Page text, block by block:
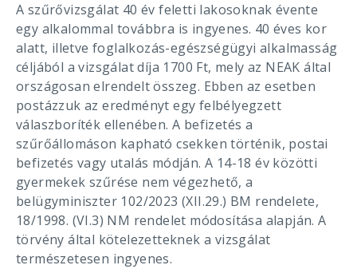
A szűrővizsgálat 40 év feletti lakosoknak évente
egy alkalommal továbbra is ingyenes. 40 éves kor
alatt, illetve foglalkozás-egészségügyi alkalmasság
céljából a vizsgálat díja 1700 Ft, mely az NEAK által
országosan elrendelt összeg. Ebben az esetben
postázzuk az eredményt egy felbélyegzett
válaszboríték ellenében. A befizetés a
szűrőállomáson kapható csekken történik, postai
befizetés vagy utalás módján. A 14-18 év közötti
gyermekek szűrése nem végezhető, a
belügyminiszter 102/2023 (XII.29.) BM rendelete,
18/1998. (VI.3) NM rendelet módosítása alapján. A
törvény által kötelezetteknek a vizsgálat
természetesen ingyenes.